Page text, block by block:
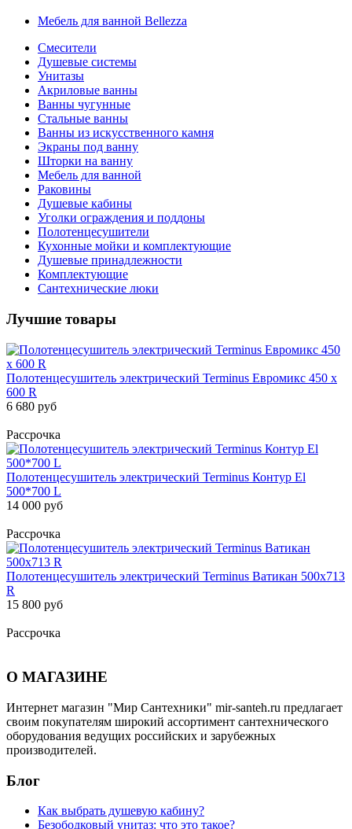
Мебель для ванной Bellezza
Смесители
Душевые системы
Унитазы
Акриловые ванны
Ванны чугунные
Стальные ванны
Ванны из искусственного камня
Экраны под ванну
Шторки на ванну
Мебель для ванной
Раковины
Душевые кабины
Уголки ограждения и поддоны
Полотенцесушители
Кухонные мойки и комплектующие
Душевые принадлежности
Комплектующие
Сантехнические люки
Лучшие товары
Полотенцесушитель электрический Terminus Евромикс 450 х
600 R
6 680 руб
Рассрочка
Полотенцесушитель электрический Terminus Контур El
500*700 L
14 000 руб
Рассрочка
Полотенцесушитель электрический Terminus Ватикан 500х713
R
15 800 руб
Рассрочка
О МАГАЗИНЕ
Интернет магазин "Мир Сантехники" mir-santeh.ru предлагает
своим покупателям широкий ассортимент сантехнического
оборудования ведущих российских и зарубежных
производителей.
Блог
Как выбрать душевую кабину?
Безободковый унитаз: что это такое?